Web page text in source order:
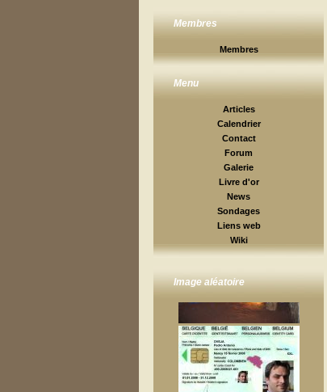
Membres
Membres
Menu
Articles
Calendrier
Contact
Forum
Galerie
Livre d'or
News
Sondages
Liens web
Wiki
Image aléatoire